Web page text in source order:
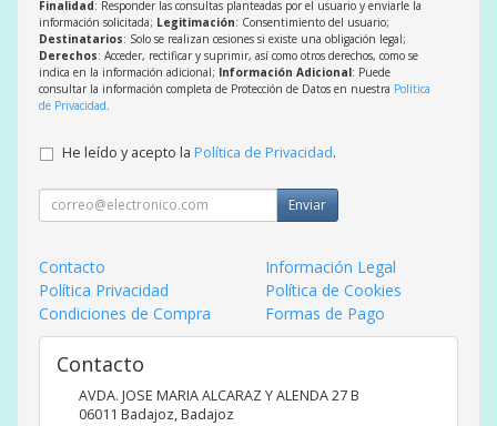
Finalidad: Responder las consultas planteadas por el usuario y enviarle la
información solicitada; Legitimación: Consentimiento del usuario;
Destinatarios: Solo se realizan cesiones si existe una obligación legal;
Derechos: Acceder, rectificar y suprimir, así como otros derechos, como se
indica en la información adicional; Información Adicional: Puede
consultar la información completa de Protección de Datos en nuestra Política
de Privacidad.
He leído y acepto la Política de Privacidad.
Enviar
Contacto
Información Legal
Política Privacidad
Política de Cookies
Condiciones de Compra
Formas de Pago
Contacto
AVDA. JOSE MARIA ALCARAZ Y ALENDA 27 B
06011 Badajoz,Badajoz